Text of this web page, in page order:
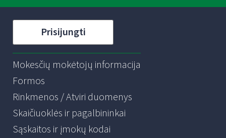
Prisijungti
Mokesčių mokėtojų informacija
Formos
Rinkmenos / Atviri duomenys
Skaičiuoklės ir pagalbininkai
Sąskaitos ir įmokų kodai